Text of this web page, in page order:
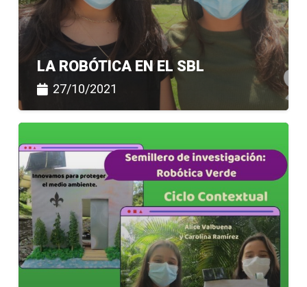
LA ROBÓTICA EN EL SBL
27/10/2021